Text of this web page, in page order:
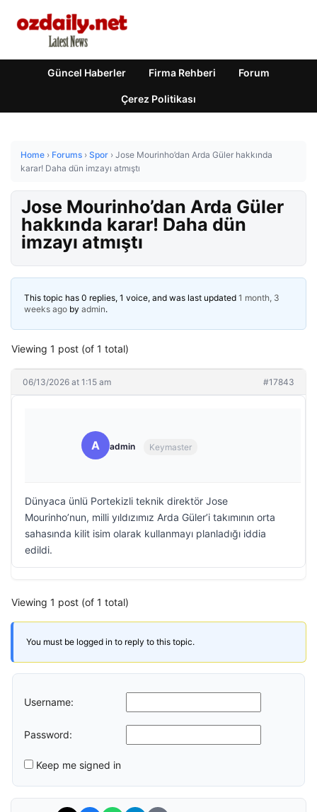
Güncel Haberler Firma Rehberi Forum
Çerez Politikası
Home › Forums › Spor › Jose Mourinho’dan Arda Güler hakkında
karar! Daha dün imzayı atmıştı
Jose Mourinho’dan Arda Güler
hakkında karar! Daha dün
imzayı atmıştı
This topic has 0 replies, 1 voice, and was last updated 1 month, 3
weeks ago by admin.
Viewing 1 post (of 1 total)
06/13/2026 at 1:15 am #17843
A admin Keymaster
Dünyaca ünlü Portekizli teknik direktör Jose
Mourinho’nun, milli yıldızımız Arda Güler’i takımının orta
sahasında kilit isim olarak kullanmayı planladığı iddia
edildi.
Viewing 1 post (of 1 total)
You must be logged in to reply to this topic.
Username:
Password:
Keep me signed in